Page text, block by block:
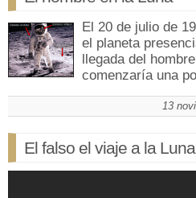
El 20 de julio de
el planeta
llegada del
comenzaría una
13
El falso el viaje a la